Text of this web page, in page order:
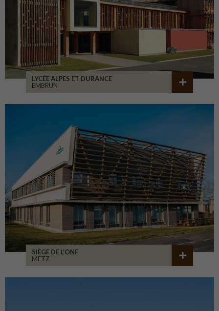
LYCÉE ALPES ET DURANCE
EMBRUN
SIÈGE DE L’ONF
METZ